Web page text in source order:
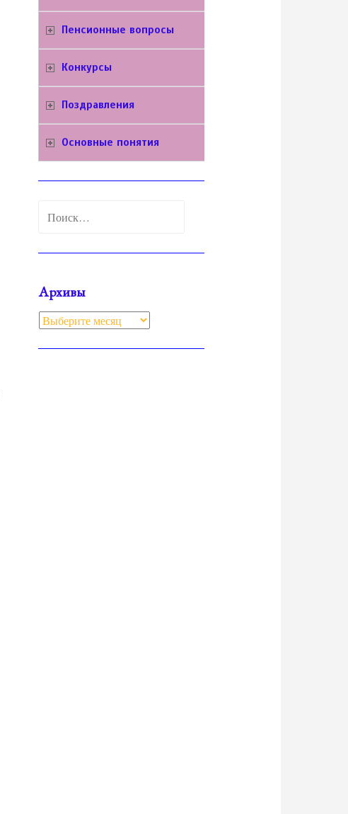
Пенсионные вопросы
Конкурсы
Поздравления
Основные понятия
Найти:
Архивы
Архивы